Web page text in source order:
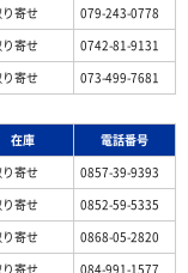
り寄せ
079-243-0778
り寄せ
0742-81-9131
り寄せ 073-499-7681
在庫
電話番号
り寄せ
0857-39-9393
り寄せ
0852-59-5335
り寄せ
0868-05-2820
り寄せ
084-991-1577